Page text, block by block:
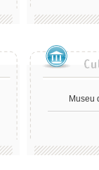
Museu